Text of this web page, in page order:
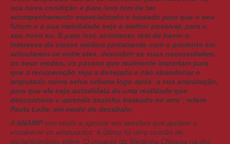
sua nova condição e para isso tem de ter
acompanhamento especializado e faseado para que o seu
futuro e a sua mobilidade seja a melhor possível, para o
seu novo eu. E para isso acontecer, tem de haver o
interesse da classe médica juntamente com o paciente em
articularem-se entre eles, descobrir as suas necessidades,
os seus medos, os passos que realmente importam para
que a recuperação seja a desejada e não abandonar o
amputado numa selva urbana logo após a sua amputação,
para que ele seja autodidata de uma realidade que
desconhece e aprenda sozinho baseado no erro’, refere
Paula Leite, em modo de desabafo.
AANAMPtem vindo a apostar em sessões que ajudem a
esclarecer os amputados. A última foi uma sessão de
esclarecimento sobre 'O impacto da Medicina Chinesa na dor